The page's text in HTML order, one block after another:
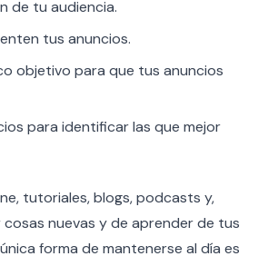
de tu audiencia.
tus anuncios.
objetivo para que tus anuncios
para identificar las que mejor
tutoriales, blogs, podcasts y,
nuevas y de aprender de tus
forma de mantenerse al día es